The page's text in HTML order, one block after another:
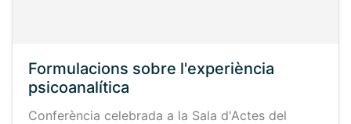
Formulacions sobre l'experiència
psicoanalítica
Conferència celebrada a la Sala d'Actes del